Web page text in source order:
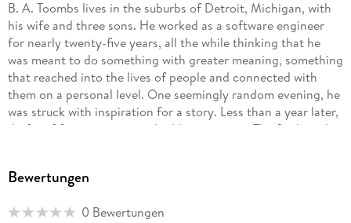
B. A. Toombs lives in the suburbs of Detroit, Michigan, with
his wife and three sons. He worked as a software engineer
for nearly twenty-five years, all the while thinking that he
was meant to do something with greater meaning, something
that reached into the lives of people and connected with
them on a personal level. One seemingly random evening, he
was struck with inspiration for a story. Less than a year later,
drafts of four manuscripts had been written. The final result
be touched, and your life will be enriched.
Bewertungen
0 Bewertungen